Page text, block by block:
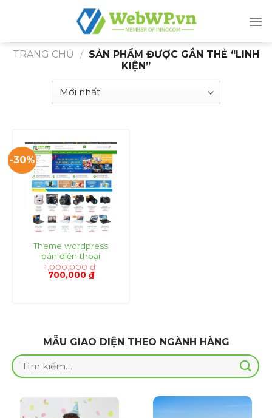
TRANG CHỦ
/ SẢN PHẨM ĐƯỢC GẮN THẺ “LINH
KIỆN”
-30%
Theme wordpress
bán điện thoại
1,000,000₫
Giá
700,000 ₫Giá
hiện
MẪU GIAO DIỆN THEO NGÀNH HÀNG
Tìm
kiếm: